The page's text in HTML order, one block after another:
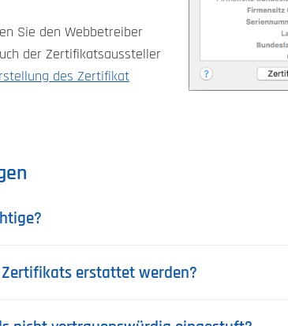
Sie den Webbetreiber
der Zertifikatsaussteller
des Zertifikat
erstattet werden?